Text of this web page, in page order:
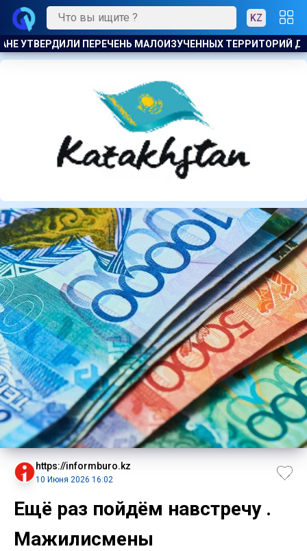
KZ
ТЕРРИТОРИЙ ДЛЯ РАЗВЕДКИ И ДОБЫЧИ
https://informburo.kz
10 Июня 2026 16:02
Ещё раз пойдём навстречу .
Мажилисмены